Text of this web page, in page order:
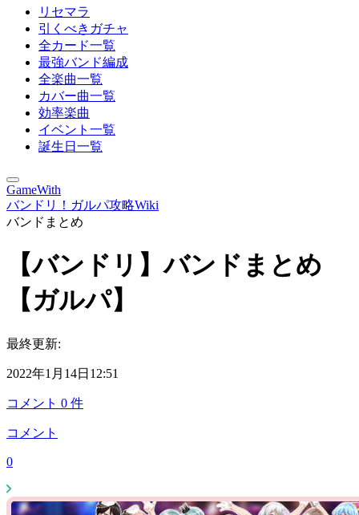
リセマラ
引くべきガチャ
全カード一覧
最強バンド編成
全楽曲一覧
カバー曲一覧
効率楽曲
イベント一覧
誕生日一覧
GameWith
バンドリ！ガルパ攻略Wiki
バンドまとめ
【バンドリ】バンドまとめ
【ガルパ】
最終更新:
2022年1月14日12:51
コメント 0 件
コメント
0